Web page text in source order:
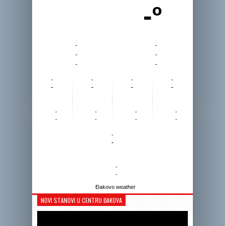
-º
-
-
-
-
-
-
-
-
-
-
-
-
-
-
-
-
-
-
-
-
-
-
-
-
-
-
Đakovo weather
NOVI STANOVI U CENTRU ĐAKOVA